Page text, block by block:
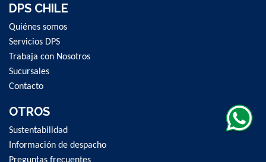
DPS CHILE
Quiénes somos
Servicios DPS
Trabaja con Nosotros
Sucursales
Contacto
OTROS
Sustentabilidad
Información de despacho
Preguntas frecuentes